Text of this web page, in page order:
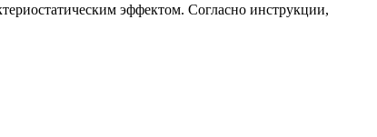
эффектом. Согласно инструкции,